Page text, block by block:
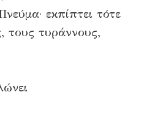
εκπίπτει τότε
τους τυράννους,